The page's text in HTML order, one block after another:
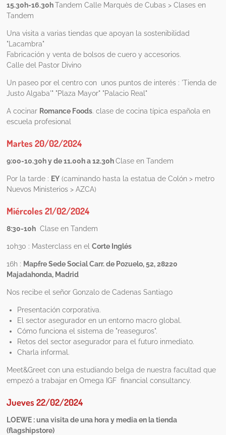
15.30h-16.30hTandem Calle Marquès de Cubas > Clases en
Tandem
Una visita a varias tiendas que apoyan la sostenibilidad
"Lacambra"
Fabricación y venta de bolsos de cuero y accesorios.
Calle del Pastor Divino
Un paseo por el centro con unos puntos de interés : 'Tienda de
Justo Algaba'" "Plaza Mayor" "Palacio Real"
A cocinar Romance Foods. clase de cocina típica española en
escuela profesional
Martes 20/02/2024
9:00-10.30h y de 11.00h a 12.30hClase en Tandem
Por la tarde : EY(caminando hasta la estatua de Colón > metro
Nuevos Ministerios > AZCA)
Miércoles 21/02/2024
8:30-10hClase en Tandem
10h30 : Masterclass en el Corte Inglés
16h : Mapfre Sede Social Carr. de Pozuelo, 52, 28220
Majadahonda, Madrid
Nos recibe el señor Gonzalo de Cadenas Santiago
Presentación corporativa.
El sector asegurador en un entorno macro global.
Cómo funciona el sistema de "reaseguros".
Retos del sector asegurador para el futuro inmediato.
Charla informal.
Meet&Greet con una estudiando belga de nuestra facultad que
empezó a trabajar en Omega IGF financial consultancy.
Jueves 22/02/2024
LOEWE : una visita de una hora y media en la tienda
(flagshipstore)